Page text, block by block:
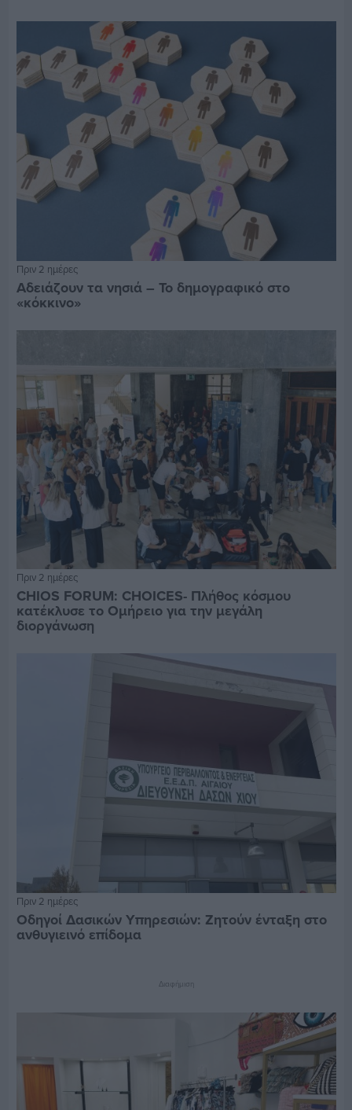
Πριν 2 ημέρες
Αδειάζουν τα νησιά – Το δημογραφικό στο
«κόκκινο»
Πριν 2 ημέρες
CHIOS FORUM: CHOICES- Πλήθος κόσμου
κατέκλυσε το Ομήρειο για την μεγάλη
διοργάνωση
Πριν 2 ημέρες
Οδηγοί Δασικών Υπηρεσιών: Ζητούν ένταξη στο
ανθυγιεινό επίδομα
Διαφήμιση